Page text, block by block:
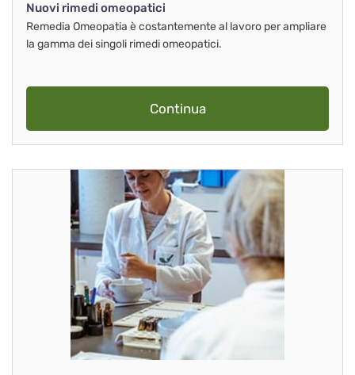
Nuovi rimedi omeopatici
Remedia Omeopatia è costantemente al lavoro per ampliare
la gamma dei singoli rimedi omeopatici.
Continua